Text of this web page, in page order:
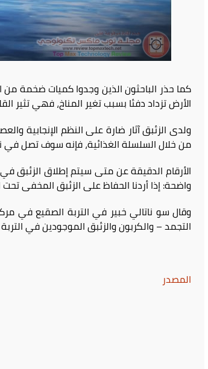
كما حذر الباحثون الذين وجدوا كميات ضخمة
الأرض تزداد دفئا بسبب تغير المناخ، فهي تثير
ولدى الزئبق آثار ضارة على النظم الإنجابية
من خلال السلسلة الغذائية، فإنه سوف تصل في
الأرقام الدقيقة عن متى سيتم إطلاق الزئبق في
واضحة: إذا أردنا الحفاظ على الزئبق المخفى
وقال سو ناتالي خبير في التربة الصقيع في
التجمد – والكربون والزئبق الموجودين في
المصدر